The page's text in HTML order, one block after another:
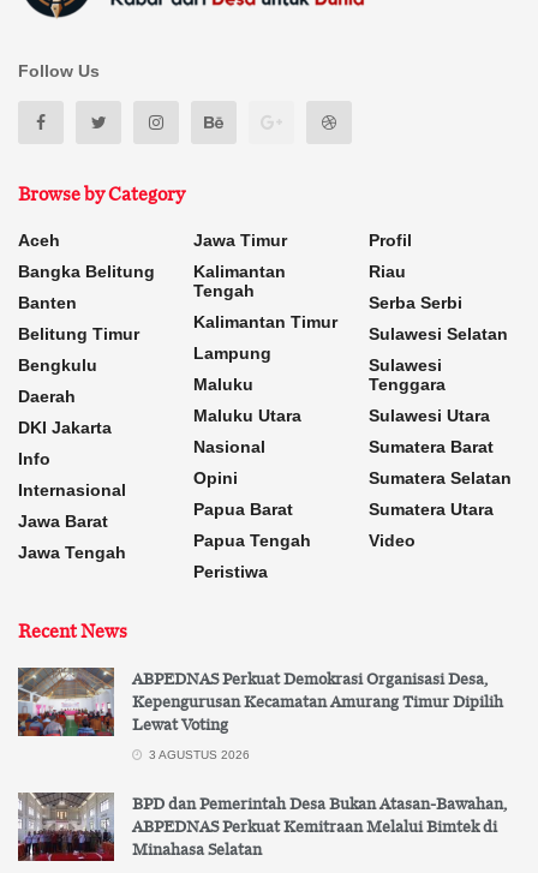
Follow Us
Browse by Category
Aceh
Bangka Belitung
Banten
Belitung Timur
Bengkulu
Daerah
DKI Jakarta
Info
Internasional
Jawa Barat
Jawa Tengah
Jawa Timur
Kalimantan
Tengah
Kalimantan Timur
Lampung
Maluku
Maluku Utara
Nasional
Opini
Papua Barat
Papua Tengah
Peristiwa
Profil
Riau
Serba Serbi
Sulawesi Selatan
Sulawesi
Tenggara
Sulawesi Utara
Sumatera Barat
Sumatera Selatan
Sumatera Utara
Video
Recent News
ABPEDNAS Perkuat Demokrasi Organisasi Desa,
Kepengurusan Kecamatan Amurang Timur Dipilih
Lewat Voting
3 AGUSTUS 2026
BPD dan Pemerintah Desa Bukan Atasan-Bawahan,
ABPEDNAS Perkuat Kemitraan Melalui Bimtek di
Minahasa Selatan